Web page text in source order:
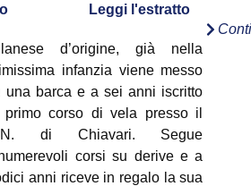
Leggi l'estratto
d’origine, già nella
infanzia viene messo
una barca e a sei anni iscritto
primo corso di vela presso il
di Chiavari. Segue
corsi su derive e a
anni riceve in regalo la sua